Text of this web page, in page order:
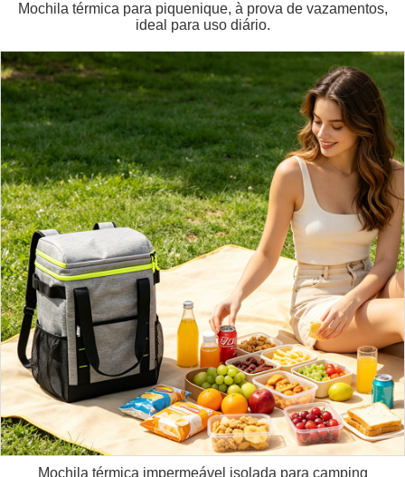
Mochila térmica para piquenique, à prova de vazamentos,
ideal para uso diário.
Mochila térmica impermeável isolada para camping